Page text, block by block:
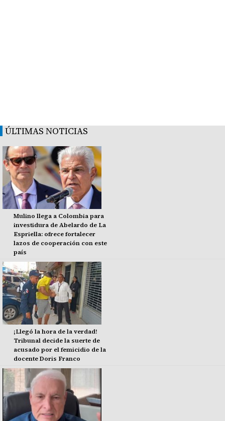
ÚLTIMAS NOTICIAS
Mulino llega a Colombia para
investidura de Abelardo de La
Espriella: ofrece fortalecer
lazos de cooperación con este
país
¡Llegó la hora de la verdad!
Tribunal decide la suerte de
acusado por el femicidio de la
docente Doris Franco